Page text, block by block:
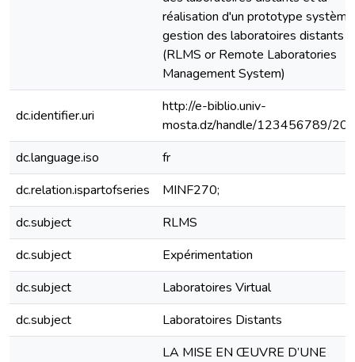
réalisation d'un prototype
gestion des laboratoires distants
(RLMS or Remote Laboratories
Management System)
dc.identifier.uri
http://e-biblio.univ-
mosta.dz/handle/123456789/
dc.language.iso
fr
dc.relation.ispartofseries
MINF270;
dc.subject
RLMS
dc.subject
Expérimentation
dc.subject
Laboratoires Virtual
dc.subject
Laboratoires Distants
LA MISE EN ŒUVRE D’UNE